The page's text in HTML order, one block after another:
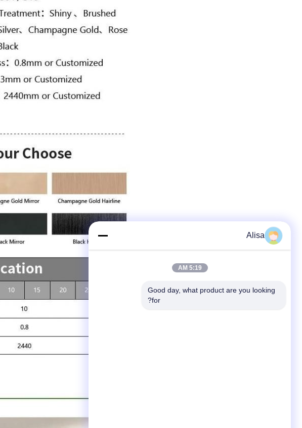
Alisa
5:19 AM
Good day, what product are you looking
for?